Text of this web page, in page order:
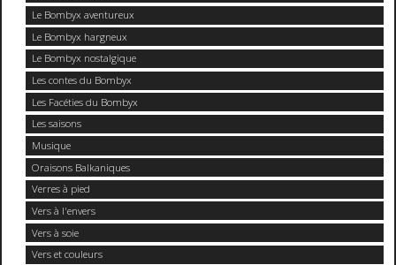
Le Bombyx aventureux
Le Bombyx hargneux
Le Bombyx nostalgique
Les contes du Bombyx
Les Facéties du Bombyx
Les saisons
Musique
Oraisons Balkaniques
Verres à pied
Vers à l'envers
Vers à soie
Vers et couleurs